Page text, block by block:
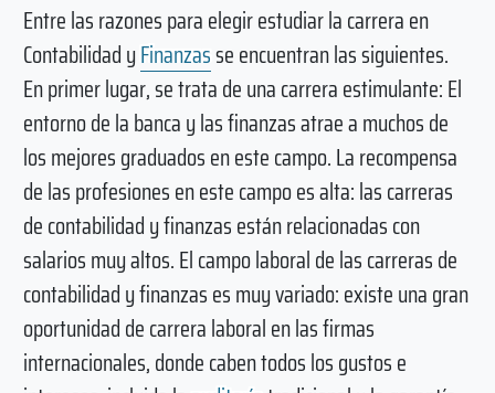
Entre las razones para elegir estudiar la carrera en
Contabilidad yFinanzasse encuentran las siguientes.
En primer lugar, se trata de una carrera estimulante: El
entorno de la banca y las finanzas atrae a muchos de
los mejores graduados en este campo. La recompensa
de las profesiones en este campo es alta: las carreras
de contabilidad y finanzas están relacionadas con
salarios muy altos. El campo laboral de las carreras de
contabilidad y finanzas es muy variado: existe una gran
oportunidad de carrera laboral en las firmas
internacionales, donde caben todos los gustos e